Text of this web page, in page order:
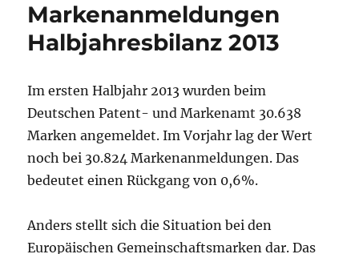
Markenanmeldungen
Halbjahresbilanz 2013
Im ersten Halbjahr 2013 wurden beim
Deutschen Patent- und Markenamt 30.638
Marken angemeldet. Im Vorjahr lag der Wert
noch bei 30.824 Markenanmeldungen. Das
bedeutet einen Rückgang von 0,6%.
Anders stellt sich die Situation bei den
Europäischen Gemeinschaftsmarken dar. Das